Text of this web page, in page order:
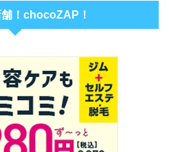
！chocoZAP！